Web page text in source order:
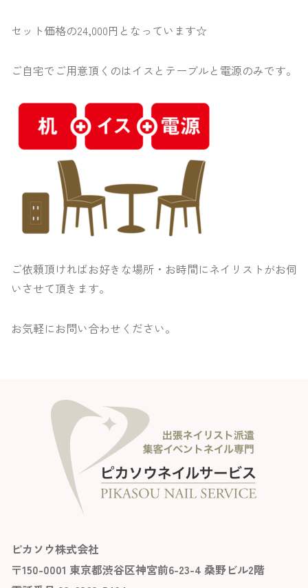
セット価格の24,000円となっています☆
ご自宅でご用意頂くのはイスとテーブルと電源のみです。
ご依頼頂ければお好きな場所・お時間にネイリストがお伺
いさせて頂きます。
お気軽にお問い合わせください。
ピカソウ株式会社
〒150-0001 東京都渋谷区神宮前6-23-4 桑野ビル2階